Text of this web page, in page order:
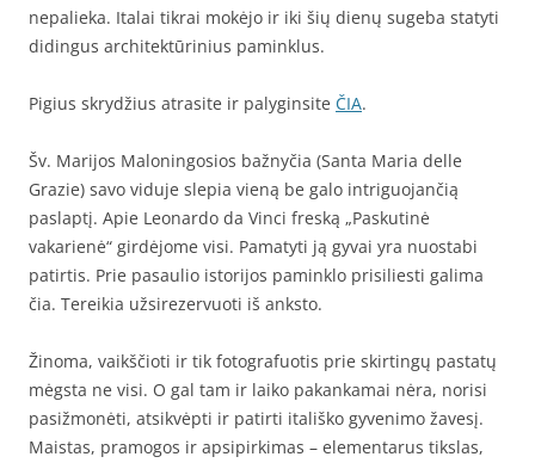
nepalieka. Italai tikrai mokėjo ir iki šių dienų sugeba statyti
didingus architektūrinius paminklus.
Pigius skrydžius atrasite ir palyginsite ČIA.
Šv. Marijos Maloningosios bažnyčia (Santa Maria delle
Grazie) savo viduje slepia vieną be galo intriguojančią
paslaptį. Apie Leonardo da Vinci freską „Paskutinė
vakarienė“ girdėjome visi. Pamatyti ją gyvai yra nuostabi
patirtis. Prie pasaulio istorijos paminklo prisiliesti galima
čia. Tereikia užsirezervuoti iš anksto.
Žinoma, vaikščioti ir tik fotografuotis prie skirtingų pastatų
mėgsta ne visi. O gal tam ir laiko pakankamai nėra, norisi
pasižmonėti, atsikvėpti ir patirti itališko gyvenimo žavesį.
Maistas, pramogos ir apsipirkimas – elementarus tikslas,